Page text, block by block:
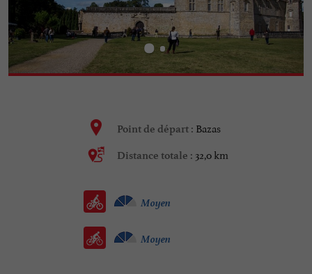
Point de départ : Bazas
Distance totale : 32,0 km
Moyen
Moyen